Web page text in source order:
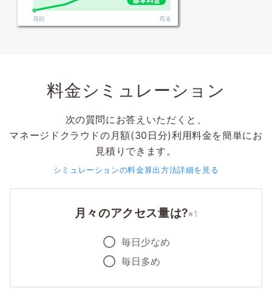
料金シミュレーション
次の質問にお答えいただくと、
マネージドクラウドの月額(30日分)利用料金を簡単にお
見積りできます。
シミュレーションの料金算出方法詳細を見る
月々のアクセス量は?※1
毎日少なめ
毎日多め